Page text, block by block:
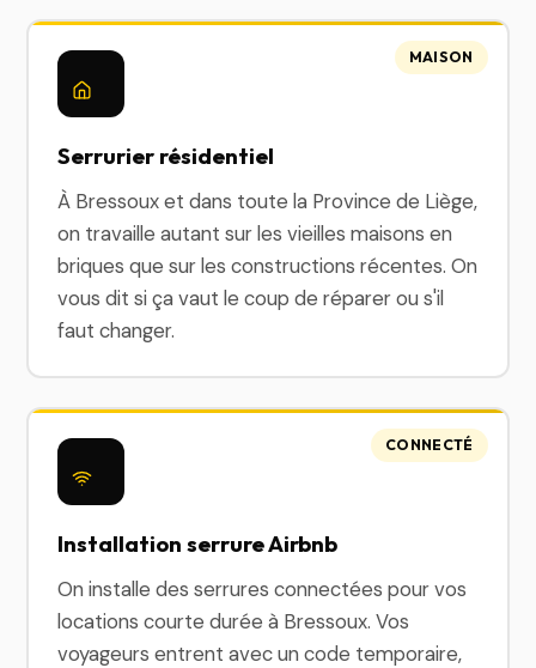
Serrurier résidentiel
À Bressoux et dans toute la Province de Liège,
on travaille autant sur les vieilles maisons en
briques que sur les constructions récentes. On
vous dit si ça vaut le coup de réparer ou s'il
faut changer.
MAISON
Installation serrure Airbnb
On installe des serrures connectées pour vos
locations courte durée à Bressoux. Vos
voyageurs entrent avec un code temporaire,
CONNECTÉ